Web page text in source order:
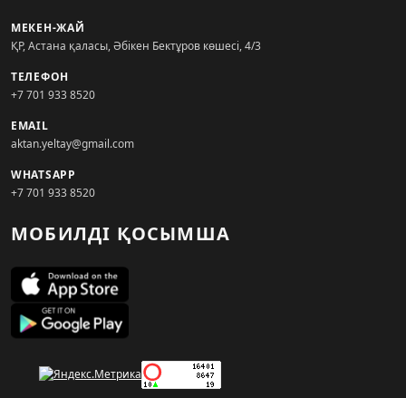
МЕКЕН-ЖАЙ
ҚР, Астана қаласы, Әбікен Бектұров көшесі, 4/3
ТЕЛЕФОН
+7 701 933 8520
EMAIL
aktan.yeltay@gmail.com
WHATSAPP
+7 701 933 8520
МОБИЛДІ ҚОСЫМША